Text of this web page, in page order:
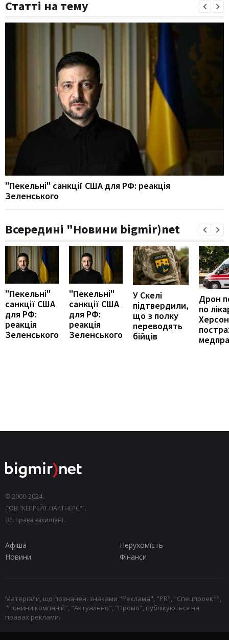
Статті на тему
"Пекельні" санкції США для РФ: реакція
Зеленського
Всередині "Новини bigmir)net
"Пекельні"
санкції США
для РФ:
реакція
Зеленського
"Пекельні"
санкції США
для РФ:
реакція
Зеленського
У Скелі
підтвердили,
що з полку
переводять
бійців
Дрон
по
© 2000-2024,
ТОВ "КЕПРЕЙТ ПАРТНЕРС"".
Всі права захищені.
Афіша
Нерухомість
Новини
Фінанси
Матеріали, що позначені знаками "Реклама", "PR", "Спецпроект",
"Новини компаній", "Актуально", "Промо", публікуються на
правах реклами.